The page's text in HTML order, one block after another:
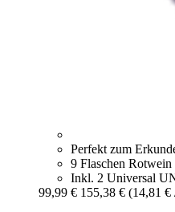
Perfekt zum
9 Flaschen Rotwein
Inkl. 2 Universal
99,99 € 155,38 € (14,81 €